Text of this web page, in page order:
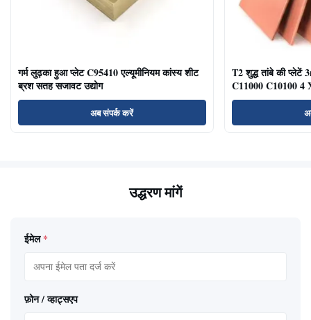
गर्म लुढ़का हुआ प्लेट C95410 एल्यूमीनियम कांस्य शीट
ब्रश सतह सजावट उद्योग
अब संपर्क करें
T2 शुद्ध तांबे की प्लेटें
C11000 C10100 4
उद्धरण मांगें
ईमेल *
फ़ोन / व्हाट्सएप